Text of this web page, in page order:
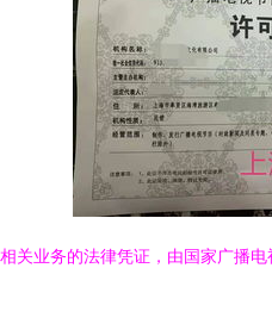
关业务的法律凭证，由国家广